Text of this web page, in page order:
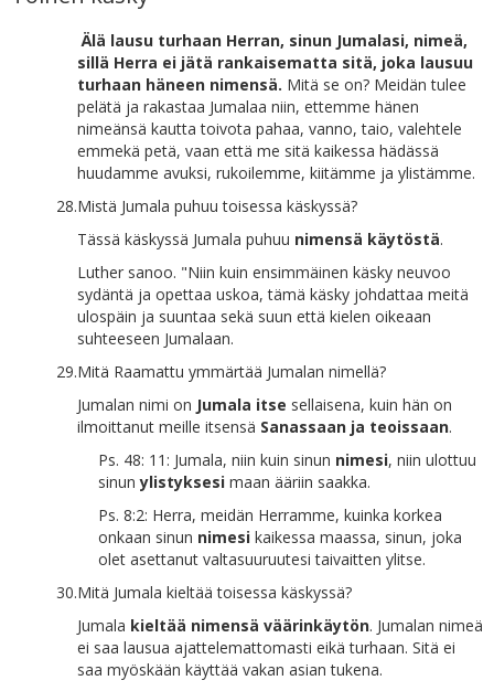
Älä lausu turhaan Herran, sinun Jumalasi, nimeä,
sillä Herra ei jätä rankaisematta sitä, joka lausuu
turhaan häneen nimensä. Mitä se on? Meidän tulee
pelätä ja rakastaa Jumalaa niin, ettemme hänen
nimeänsä kautta toivota pahaa, vanno, taio, valehtele
emmekä petä, vaan että me sitä kaikessa hädässä
huudamme avuksi, rukoilemme, kiitämme ja ylistämme.
28.Mistä Jumala puhuu toisessa käskyssä?
Tässä käskyssä Jumala puhuu nimensä käytöstä.
Luther sanoo. "Niin kuin ensimmäinen käsky neuvoo
sydäntä ja opettaa uskoa, tämä käsky johdattaa meitä
ulospäin ja suuntaa sekä suun että kielen oikeaan
suhteeseen Jumalaan.
29.Mitä Raamattu ymmärtää Jumalan nimellä?
Jumalan nimi on Jumala itse sellaisena, kuin hän on
ilmoittanut meille itsensä Sanassaan ja teoissaan.
Ps. 48: 11: Jumala, niin kuin sinun nimesi, niin ulottuu
sinunylistyksesi maan ääriin saakka.
Ps. 8:2: Herra, meidän Herramme, kuinka korkea
onkaan sinun nimesi kaikessa maassa, sinun, joka
olet asettanut valtasuuruutesi taivaitten ylitse.
30.Mitä Jumala kieltää toisessa käskyssä?
Jumala kieltää nimensä väärinkäytön. Jumalan nimeä
ei saa lausua ajattelemattomasti eikä turhaan. Sitä ei
saa myöskään käyttää vakan asian tukena.